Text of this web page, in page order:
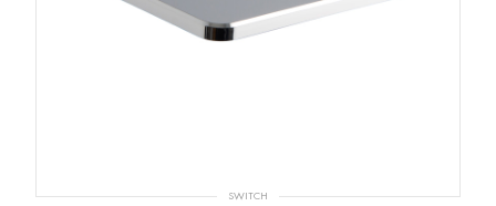
SWITCH